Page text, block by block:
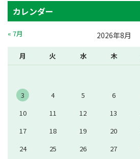
カレンダー
2026年8月
月 火 水 木
3
4 5 6
10
11 12 13
17
18 19 20
24
25 26 27
« 7月